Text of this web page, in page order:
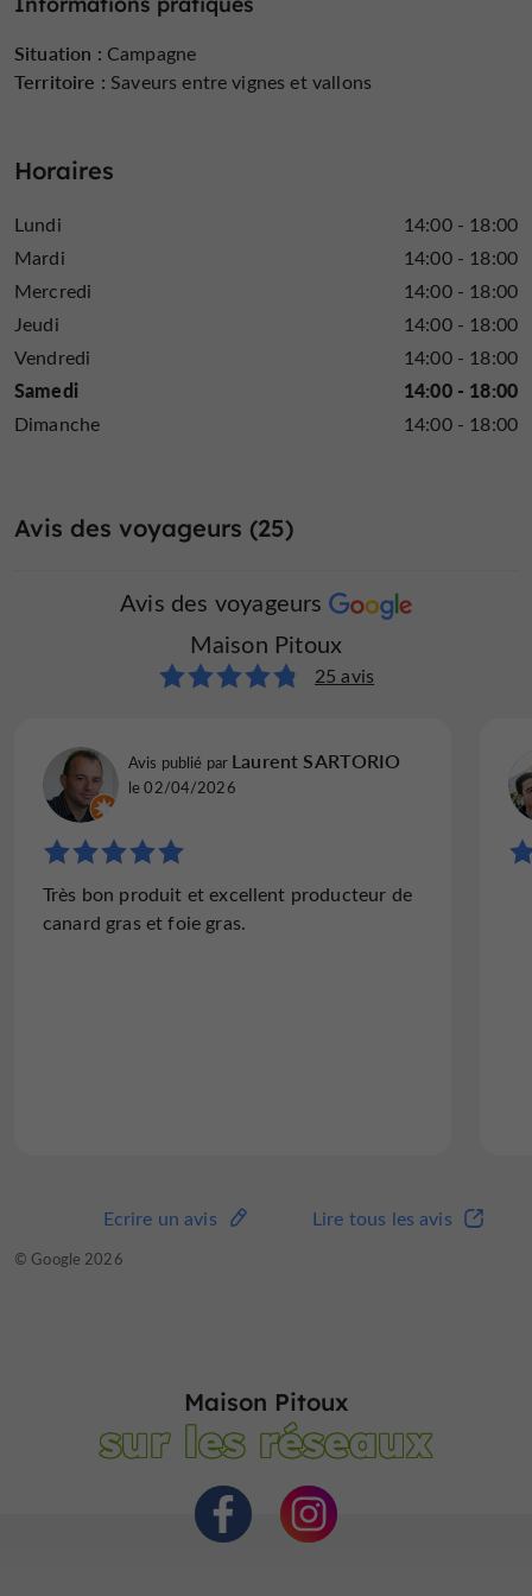
Situation : Campagne
Territoire : Saveurs entre vignes et vallons
Horaires
Lundi
14:00 - 18:00
Mardi
14:00 - 18:00
Mercredi
14:00 - 18:00
Jeudi
14:00 - 18:00
Vendredi
14:00 - 18:00
Samedi 14:00 - 18:00
Dimanche 14:00 - 18:00
Avis des voyageurs (25)
Avis des voyageurs
Maison Pitoux
25 avis
Avis publié par Laurent SARTORIO
le 02/04/2026
Très bon produit et excellent producteur de
canard gras et foie gras.
Lire tous les avis
Ecrire un avis
© Google 2026
Maison Pitoux
sur les réseaux